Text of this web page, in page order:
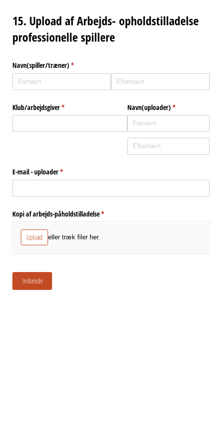
15. Upload af Arbejds- opholdstilladelse
professionelle spillere
Navn(spiller/​træner) *
(påkrævet)
Klub/​arbejdsgiver*
(påkrævet) Navn(uploader) *
(påkrævet)
E-mail - uploader*
(påkrævet)
Kopi af arbejds-påholdstilladelse*
(påkrævet)
Upload eller træk filer her.
Indsende